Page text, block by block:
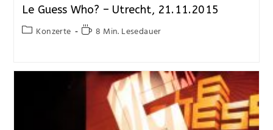
Le Guess Who? – Utrecht, 21.11.2015
Konzerte 8 Min. Lesedauer